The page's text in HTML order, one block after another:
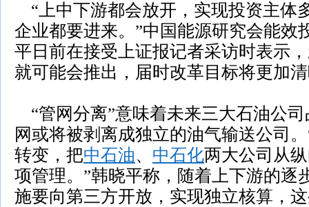
“上中下游都会放开，实现投资主体
企业都要进来。”中国能源研究会能效
平日前在接受上证报记者采访时表示
就可能会推出，届时改革目标将更加
“管网分离”意味着未来三大石油公
网或将被剥离成独立的油气输送公司
转变，把中石油、 中石化两大公司从
项管理。”韩晓平称，随着上下游的逐
施要向第三方开放，实现独立核算，